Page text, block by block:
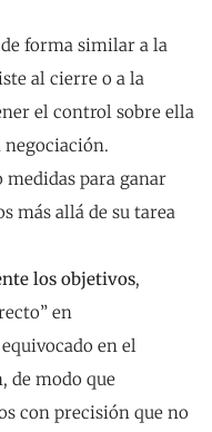
forma similar a la
al cierre o a la
el control sobre ella
negociación.
medidas para ganar
más allá de su tarea
los objetivos,
en
en el
de modo que
con precisión que no